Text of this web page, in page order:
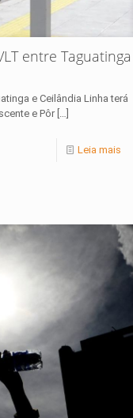
entre Taguatinga
e Ceilândia Linha terá
e Pôr […]
Leia mais